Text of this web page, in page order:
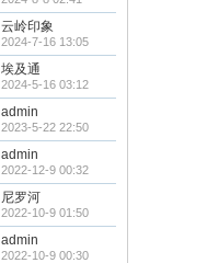
云岭印象
2024-7-16 13:05
埃及通
2024-5-16 03:12
admin
2023-5-22 22:50
admin
2022-12-9 00:32
尼罗河
2022-10-9 01:50
admin
2022-10-9 00:30